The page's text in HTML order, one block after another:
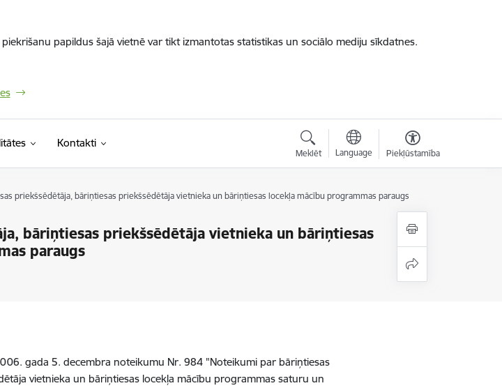
papildus šajā vietnē var tikt izmantotas statistikas un sociālo mediju sīkdatnes.
Kontakti
Meklēt Language Piekļūstamība
priekšsēdētāja, bāriņtiesas priekšsēdētāja vietnieka un bāriņtiesas locekļa mācību programmas paraugs
bāriņtiesas priekšsēdētāja vietnieka un bāriņtiesas
paraugs
gada 5. decembra noteikumu Nr. 984 "Noteikumi par bāriņtiesas
vietnieka un bāriņtiesas locekļa mācību programmas saturu un